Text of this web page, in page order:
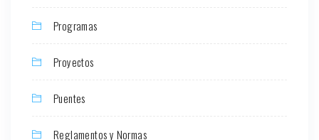
Programas
Proyectos
Puentes
Reglamentos y Normas